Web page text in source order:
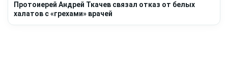
Протоиерей Андрей Ткачев связал отказ от белых
халатов с «грехами» врачей